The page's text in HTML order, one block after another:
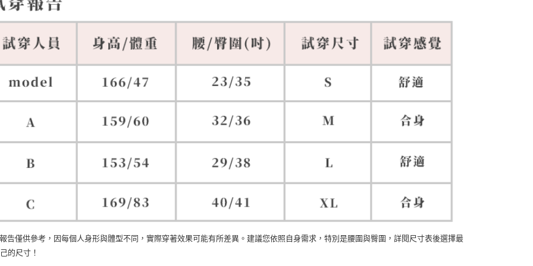
告僅供參考，因每個人身形與體型不同，實際穿著效果可能有所差異。建議您依照自身需求，特別是腰圍與臀圍，詳閱尺寸表後選擇最
的尺寸！